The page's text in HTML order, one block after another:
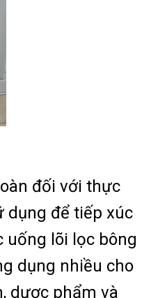
đối với thực
dụng để tiếp xúc
uống lõi lọc bông
dụng nhiều cho
dược phẩm và